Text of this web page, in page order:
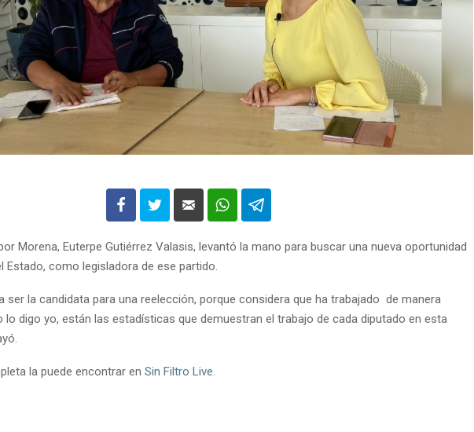
Morena, Euterpe Gutiérrez Valasis, levantó la mano para buscar una nueva oportunidad
Estado, como legisladora de ese partido.
ser la candidata para una reelección, porque considera que ha trabajado de manera
lo digo yo, están las estadísticas que demuestran el trabajo de cada diputado en esta
la puede encontrar en Sin Filtro Live.